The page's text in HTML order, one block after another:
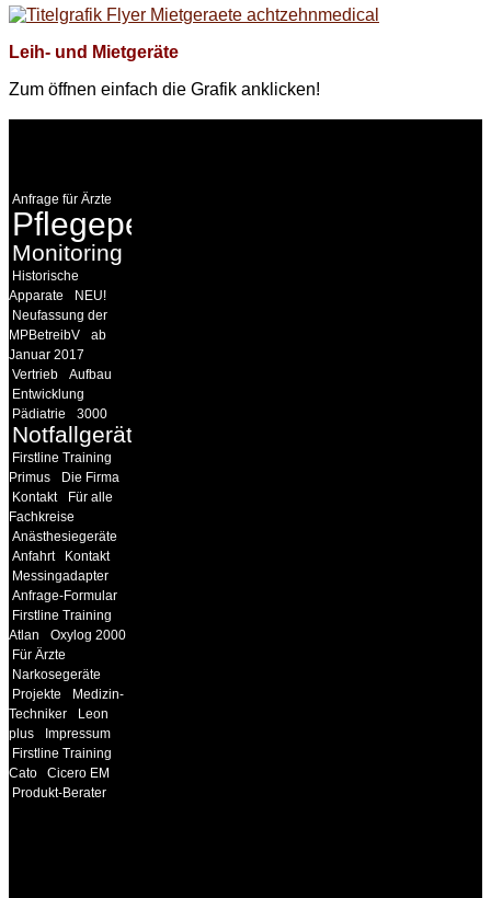
Leih- und Mietgeräte
Zum öffnen einfach die Grafik anklicken!
Anfrage für Ärzte
Pflegepersonal
Monitoring
Historische
Apparate
NEU!
Neufassung der
MPBetreibV
ab
Januar 2017
Vertrieb
Aufbau
Entwicklung
Pädiatrie
3000
Notfallgeräte
Firstline Training
Primus
Die Firma
Kontakt
Für alle
Fachkreise
Anästhesiegeräte
Anfahrt
Kontakt
Messingadapter
Anfrage-Formular
Firstline Training
Atlan
Oxylog 2000
Für Ärzte
Narkosegeräte
Projekte
Medizin-
Techniker
Leon
plus
Impressum
Firstline Training
Cato
Cicero EM
Produkt-Berater